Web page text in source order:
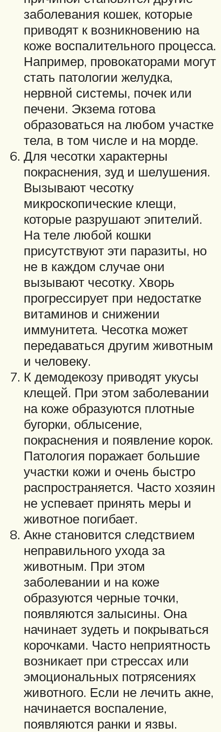
заболевания кошек, которые
приводят к возникновению на
коже воспалительного процесса.
Например, провокаторами могут
стать патологии желудка,
нервной системы, почек или
печени. Экзема готова
образоваться на любом участке
тела, в том числе и на морде.
Для чесотки характерны
покраснения, зуд и шелушения.
Вызывают чесотку
микроскопические клещи,
которые разрушают эпителий.
На теле любой кошки
присутствуют эти паразиты, но
не в каждом случае они
вызывают чесотку. Хворь
прогрессирует при недостатке
витаминов и снижении
иммунитета. Чесотка может
передаваться другим животным
и человеку.
К демодекозу приводят укусы
клещей. При этом заболевании
на коже образуются плотные
бугорки, облысение,
покраснения и появление корок.
Патология поражает большие
участки кожи и очень быстро
распространяется. Часто хозяин
не успевает принять меры и
животное погибает.
Акне становится следствием
неправильного ухода за
животным. При этом
заболевании и на коже
образуются черные точки,
появляются залысины. Она
начинает зудеть и покрываться
корочками. Часто неприятность
возникает при стрессах или
эмоциональных потрясениях
животного. Если не лечить акне,
начинается воспаление,
появляются ранки и язвы.